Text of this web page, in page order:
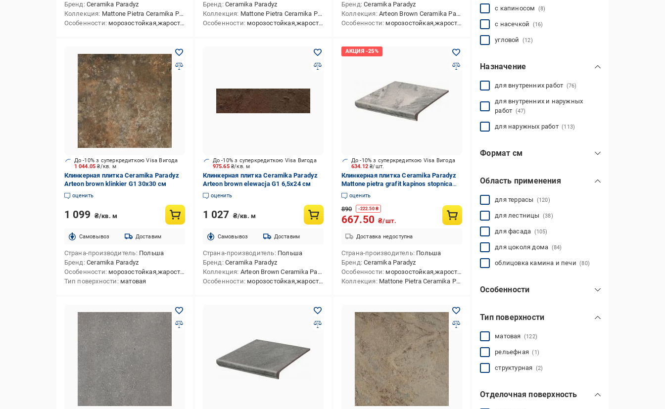
Бренд Ceramika Paradyz
Коллекция Mattone Pietra Ceramika Paradyz
Особенности морозостойкая,жаростойкая
Бренд Ceramika Paradyz
Коллекция Mattone Pietra Ceramika Paradyz
Особенности морозостойкая,жаростойкая
Бренд Ceramika Paradyz
Коллекция Arteon Brown Ceramika Paradyz
Особенности морозостойкая,жаростойкая
1 044.05₴/кв. м
До -10% з суперкредиткою Visa Вигода
Клинкерная плитка Ceramika Paradyz
Arteon brown klinkier G1 30х30 см
оценить
1 099 ₴/кв. м
Cамовывоз Доставим
Страна-производитель Польша
Бренд Ceramika Paradyz
Особенности морозостойкая,жаростойкая
Тип поверхности матовая
975.65₴/кв. м
До -10% з суперкредиткою Visa Вигода
Клинкерная плитка Ceramika Paradyz
Arteon brown elewacja G1 6,5x24 см
оценить
1 027 ₴/кв. м
Cамовывоз Доставим
Страна-производитель Польша
Бренд Ceramika Paradyz
Коллекция Arteon Brown Ceramika Paradyz
Особенности морозостойкая,жаростойкая
634.12₴/шт.
До -10% з суперкредиткою Visa Вигода
Клинкерная плитка Ceramika Paradyz
Mattone pietra grafit kapinos stopnica
prosta 30x33 см
оценить
890 -222.50₴
667.50 ₴/шт.
Доставка недоступна
Страна-производитель Польша
Бренд Ceramika Paradyz
Особенности морозостойкая,жаростойкая
Коллекция Mattone Pietra Ceramika Paradyz
с капиносом (8)
с насечкой (16)
угловой (12)
Назначение
для внутренних работ (76)
для внутренних и наружных
работ (47)
для наружных работ(113)
Формат см
15x30(13)
30x30(53)
30x33(14)
30x60(2)
6,5x24 (3)
6,5x24,5(8)
6,6x24,5(11)
7x24(1)
показать все
Область применения
для террасы (120)
для лестницы (38)
для фасада (105)
для цоколя дома (84)
облицовка камина и печи(80)
Особенности
морозостойкая
Тип поверхности
матовая (122)
рельефная(1)
структурная (2)
Отделочная поверхность